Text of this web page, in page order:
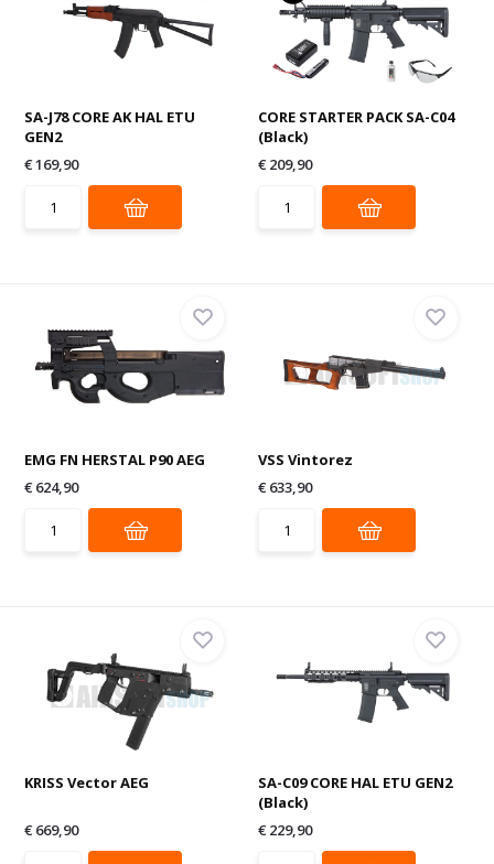
SA-J78 CORE AK HAL ETU
GEN2
€ 169,90
CORE STARTER PACK SA-C04
(Black)
€ 209,90
EMG FN HERSTAL P90 AEG
€ 624,90
VSS Vintorez
€ 633,90
KRISS Vector AEG
€ 669,90
SA-C09 CORE HAL ETU GEN2
(Black)
€ 229,90